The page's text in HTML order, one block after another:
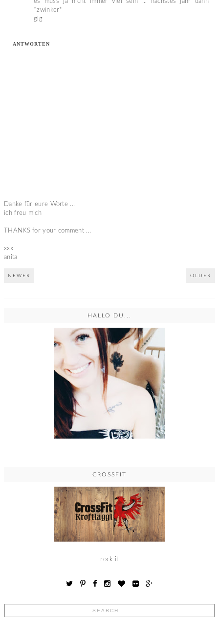
es muss ja nicht immer viel sein ... nächstes jahr dann
*zwinker*
glg
ANTWORTEN
Danke für eure Worte ...
ich freu mich
THANKS for your comment ...
xxx
anita
NEWER OLDER
HALLO DU...
CROSSFIT
rock it